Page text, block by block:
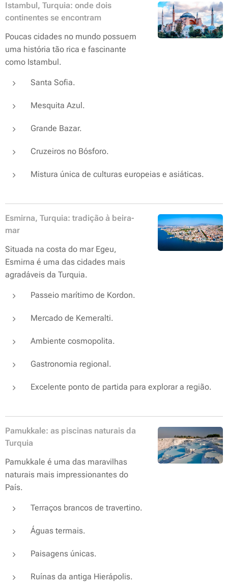
Istambul, Turquia: onde dois
continentes se encontram
Poucas cidades no mundo possuem
uma história tão rica e fascinante
como Istambul.
Santa Sofia.
Mesquita Azul.
Grande Bazar.
Cruzeiros no Bósforo.
Mistura única de culturas europeias e asiáticas.
Esmirna, Turquia: tradição à beira-
mar
Situada na costa do mar Egeu,
Esmirna é uma das cidades mais
agradáveis da Turquia.
Passeio marítimo de Kordon.
Mercado de Kemeralti.
Ambiente cosmopolita.
Gastronomia regional.
Excelente ponto de partida para explorar a região.
Pamukkale: as piscinas naturais da
Turquia
Pamukkale é uma das maravilhas
naturais mais impressionantes do
País.
Terraços brancos de travertino.
Águas termais.
Paisagens únicas.
Ruínas da antiga Hierápolis.